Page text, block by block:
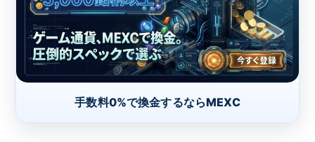
手数料0%で換金するならMEXC